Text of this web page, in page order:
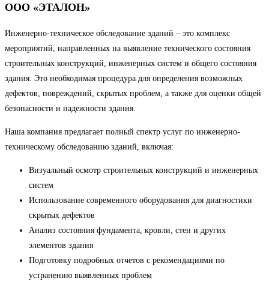
ООО «ЭТАЛОН»
Инженерно-техническое обследование зданий – это комплекс
мероприятий, направленных на выявление технического состояния
строительных конструкций, инженерных систем и общего состояния
здания. Это необходимая процедура для определения возможных
дефектов, повреждений, скрытых проблем, а также для оценки общей
безопасности и надежности здания.
Наша компания предлагает полный спектр услуг по инженерно-
техническому обследованию зданий, включая:
Визуальный осмотр строительных конструкций и инженерных
систем
Использование современного оборудования для диагностики
скрытых дефектов
Анализ состояния фундамента, кровли, стен и других
элементов здания
Подготовку подробных отчетов с рекомендациями по
устранению выявленных проблем